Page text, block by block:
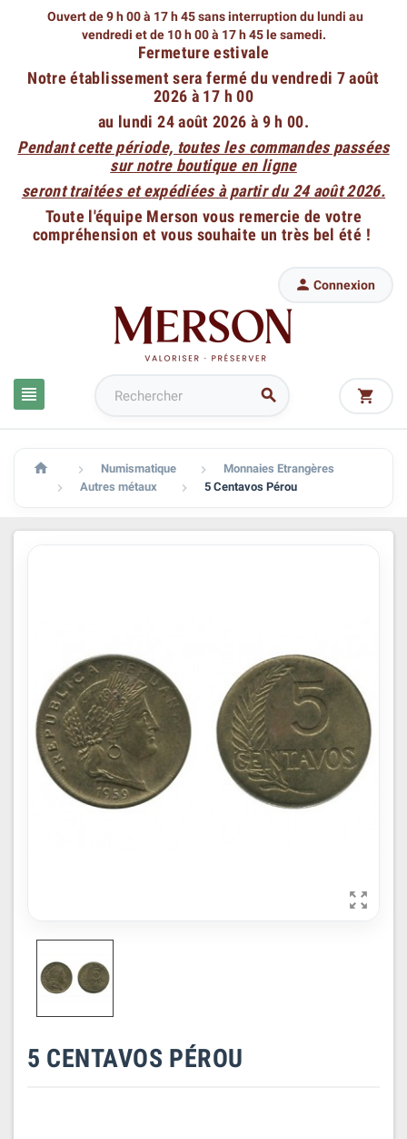
Ouvert de 9 h 00 à 17 h 45 sans interruption du lundi au
vendredi et de 10 h 00 à 17 h 45 le samedi.
Fermeture estivale
Notre établissement sera fermé du vendredi 7 août
2026 à 17 h 00
au lundi 24 août 2026 à 9 h 00.
Pendant cette période, toutes les commandes passées
sur notre boutique en ligne
seront traitées et expédiées à partir du 24 août 2026.
Toute l'équipe Merson vous remercie de votre
compréhension et vous souhaite un très bel été !
 
 Connexion

  Numismatique  Monnaies Etrangères
 Autres métaux  5 Centavos Pérou

5 CENTAVOS PÉROU